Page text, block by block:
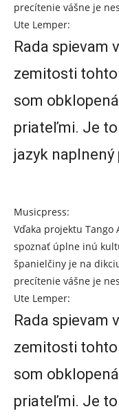
precítenie vášne je
Ute Lemper:
Rada spievam
zemitosti tohto
som
priateľmi. Je to
jazyk naplnený
Musicpress:
Vďaka projektu Tango
spoznať úplne inú
španielčiny je na
precítenie vášne je
Ute Lemper:
Rada spievam
zemitosti tohto
som
priateľmi. Je to